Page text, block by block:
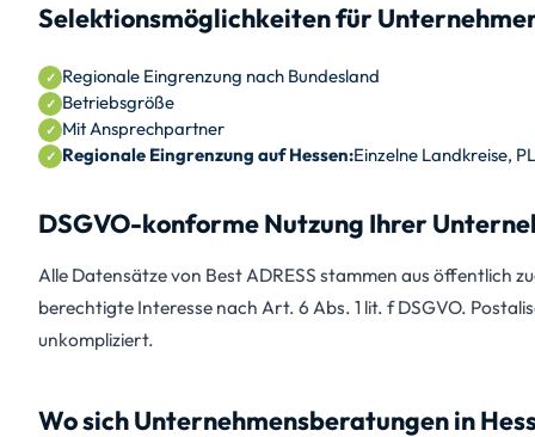
Selektionsmöglichkeiten für
Regionale Eingrenzung nach Bundesland
Betriebsgröße
Mit Ansprechpartner
Regionale Eingrenzung auf Hessen:Einzelne Landkreise,
DSGVO-konforme Nutzung Ihrer
Alle Datensätze von Best ADRESS stammen aus öffentlich
berechtigte Interesse nach Art. 6 Abs. 1 lit. f DSGVO.
unkompliziert.
Wo sich Unternehmensberatungen in